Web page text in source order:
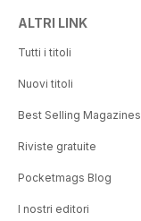
ALTRI LINK
Tutti i titoli
Nuovi titoli
Best Selling Magazines
Riviste gratuite
Pocketmags Blog
I nostri editori